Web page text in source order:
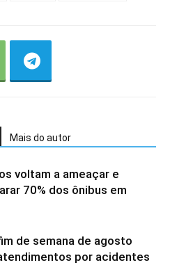
Mais do autor
voltam a ameaçar e
70% dos ônibus em
de semana de agosto
por acidentes